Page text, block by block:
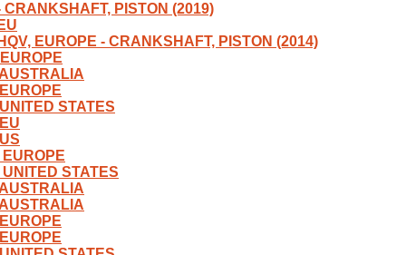
CRANKSHAFT, PISTON (2019)
EUROPE - CRANKSHAFT, PISTON (2014)
STATES
STATES